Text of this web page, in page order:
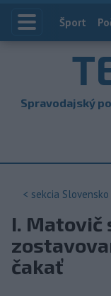
Index
Šport
Spravodajský
< sekcia Slovensko
I. Matovič
čakať